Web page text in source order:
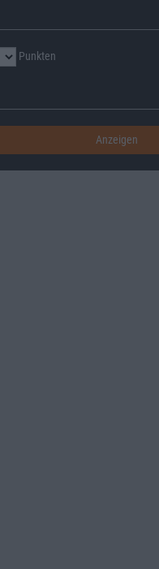
Punkten